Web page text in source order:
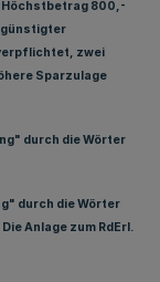
800,-
zwei
Sparzulage
durch die Wörter
durch die Wörter
Anlage zum RdErl.